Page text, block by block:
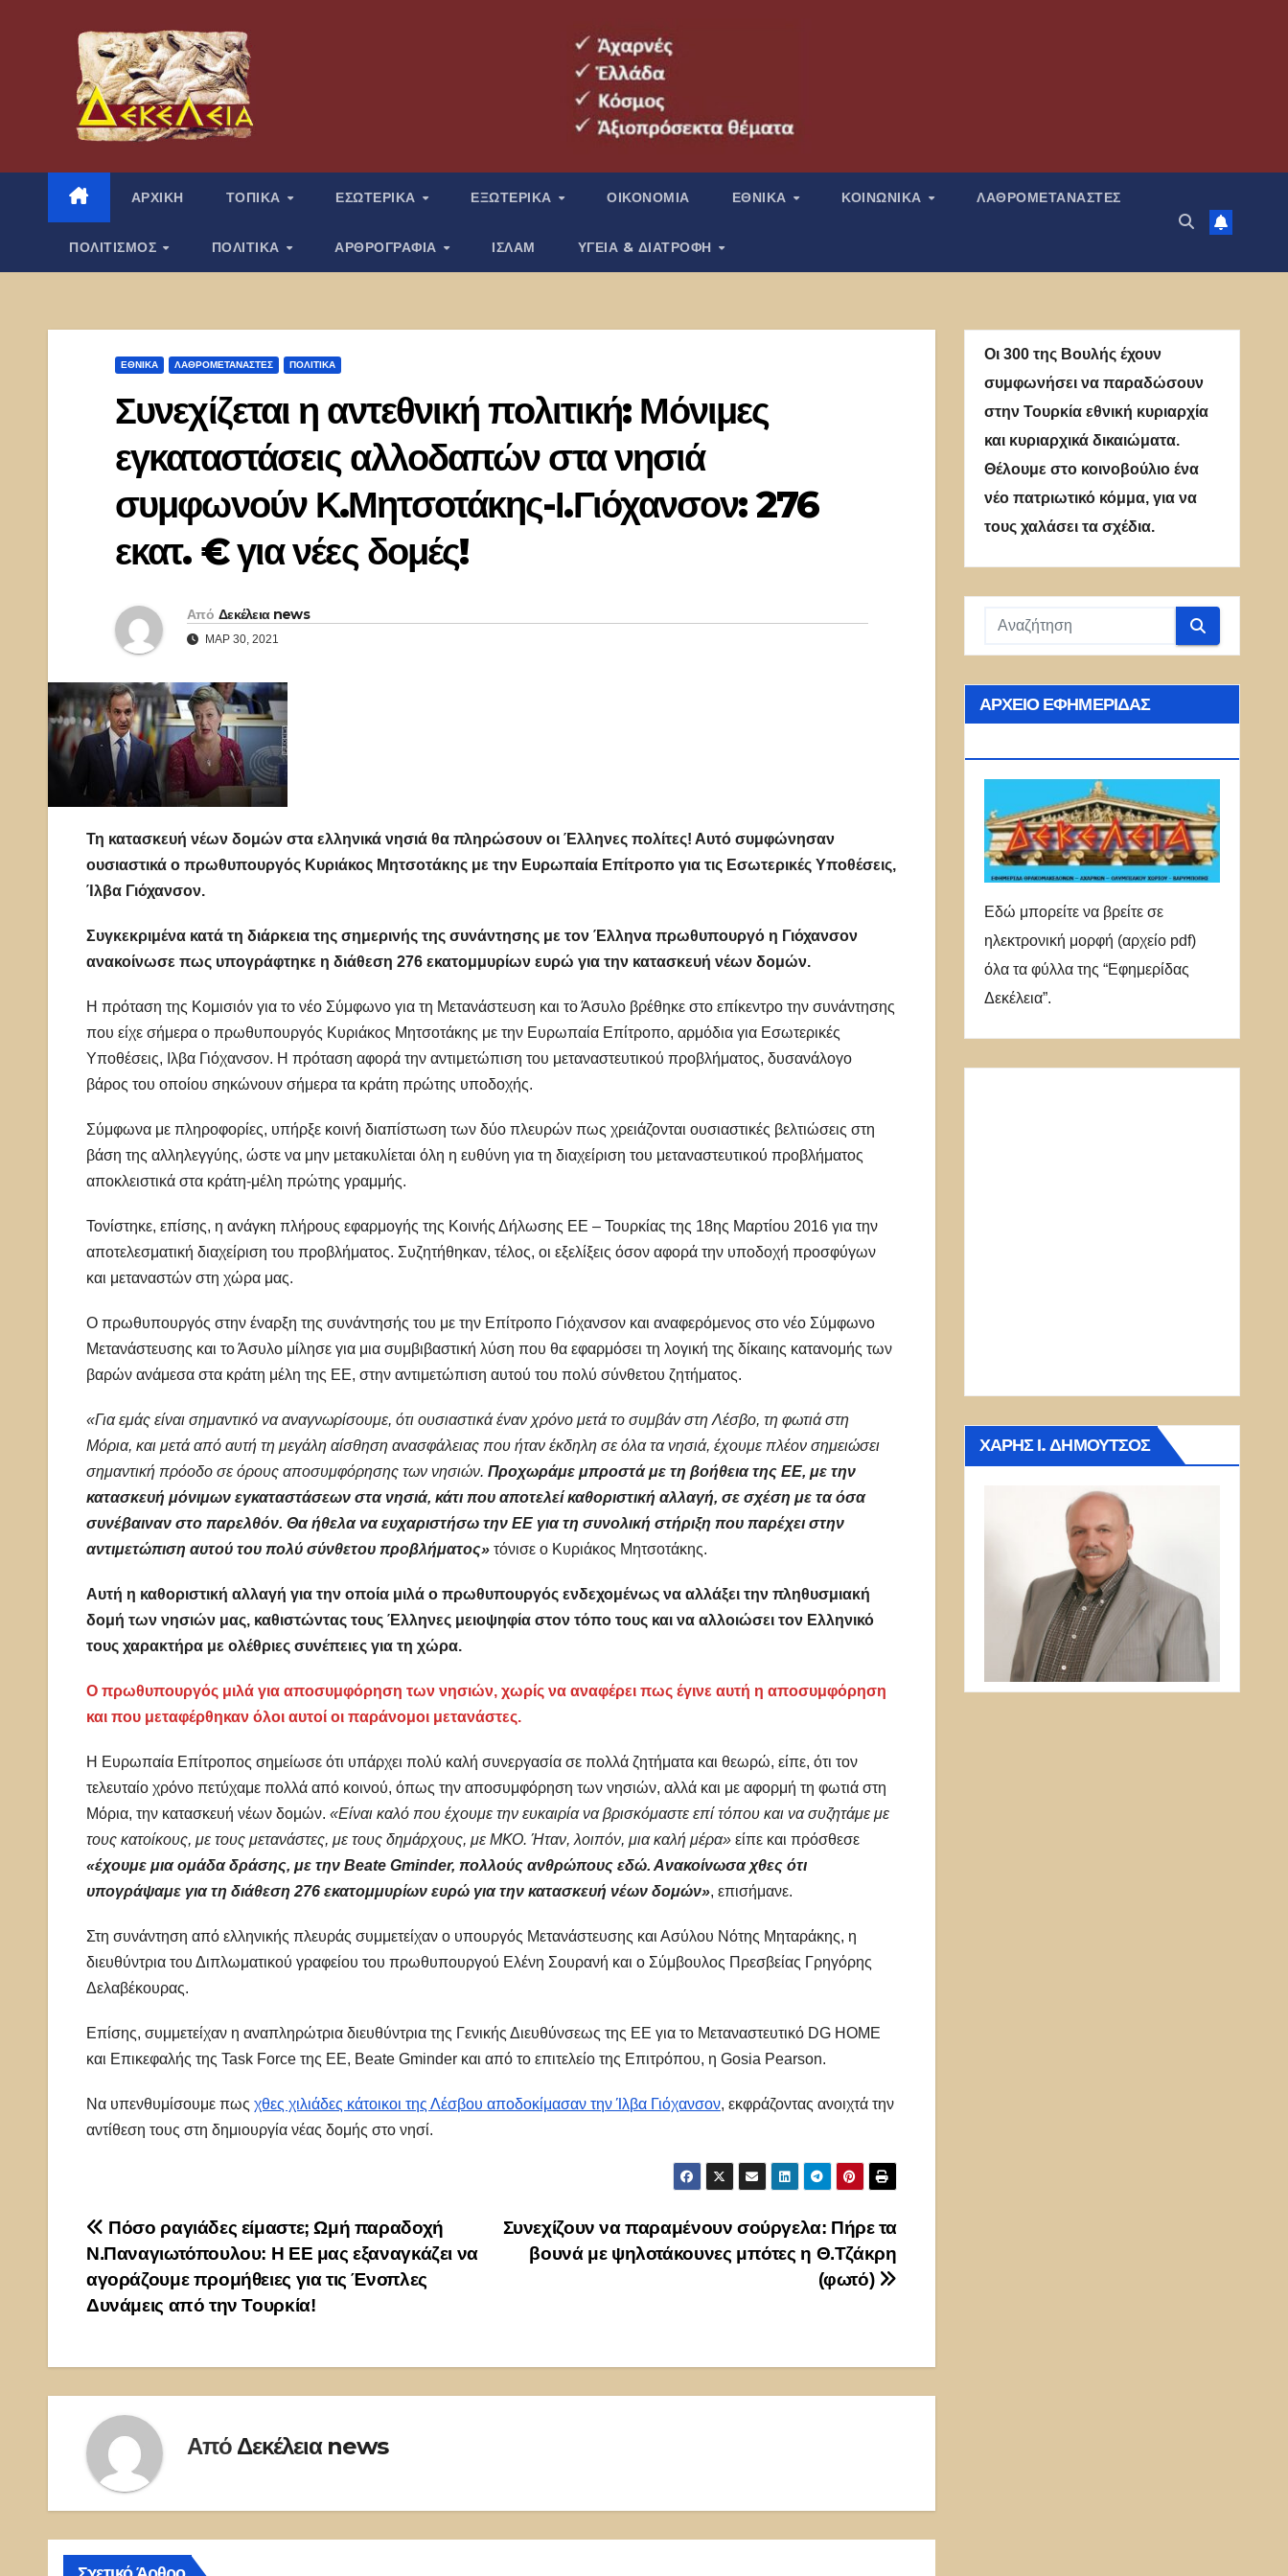
περιεχόμενο
ΑΡΧΙΚΗ ΤΟΠΙΚΑ ΕΣΩΤΕΡΙΚΑ ΕΞΩΤΕΡΙΚΑ ΟΙΚΟΝΟΜΙΑ ΕΘΝΙΚΑ ΚΟΙΝΩΝΙΚΑ ΛΑΘΡΟΜΕΤΑΝΑΣΤΕΣ
ΠΟΛΙΤΙΣΜΟΣ ΠΟΛΙΤΙΚΑ ΑΡΘΡΟΓΡΑΦΙΑ ΙΣΛΑΜ ΥΓΕΙΑ & ΔΙΑΤΡΟΦΗ
ΕΘΝΙΚΑ ΛΑΘΡΟΜΕΤΑΝΑΣΤΕΣ ΠΟΛΙΤΙΚΑ
Συνεχίζεται η αντεθνική πολιτική: Μόνιμες
εγκαταστάσεις αλλοδαπών στα νησιά
συμφωνούν Κ.Μητσοτάκης-Ι.Γιόχανσον: 276
εκατ. € για νέες δομές!
Από Δεκέλεια news
ΜΑΡ 30, 2021
Τη κατασκευή νέων δομών στα ελληνικά νησιά θα πληρώσουν οι Έλληνες πολίτες! Αυτό συμφώνησαν
ουσιαστικά ο πρωθυπουργός Κυριάκος Μητσοτάκης με την Ευρωπαία Επίτροπο για τις Εσωτερικές Υποθέσεις,
Ίλβα Γιόχανσον.
Συγκεκριμένα κατά τη διάρκεια της σημερινής της συνάντησης με τον Έλληνα πρωθυπουργό η Γιόχανσον
ανακοίνωσε πως υπογράφτηκε η διάθεση 276 εκατομμυρίων ευρώ για την κατασκευή νέων δομών.
Η πρόταση της Κομισιόν για το νέο Σύμφωνο για τη Μετανάστευση και το Άσυλο βρέθηκε στο επίκεντρο την συνάντησης
που είχε σήμερα ο πρωθυπουργός Κυριάκος Μητσοτάκης με την Ευρωπαία Επίτροπο, αρμόδια για Εσωτερικές
Υποθέσεις, Ιλβα Γιόχανσον. Η πρόταση αφορά την αντιμετώπιση του μεταναστευτικού προβλήματος, δυσανάλογο
βάρος του οποίου σηκώνουν σήμερα τα κράτη πρώτης υποδοχής.
Σύμφωνα με πληροφορίες, υπήρξε κοινή διαπίστωση των δύο πλευρών πως χρειάζονται ουσιαστικές βελτιώσεις στη
βάση της αλληλεγγύης, ώστε να μην μετακυλίεται όλη η ευθύνη για τη διαχείριση του μεταναστευτικού προβλήματος
αποκλειστικά στα κράτη-μέλη πρώτης γραμμής.
Τονίστηκε, επίσης, η ανάγκη πλήρους εφαρμογής της Κοινής Δήλωσης ΕΕ – Τουρκίας της 18ης Μαρτίου 2016 για την
αποτελεσματική διαχείριση του προβλήματος. Συζητήθηκαν, τέλος, οι εξελίξεις όσον αφορά την υποδοχή προσφύγων
και μεταναστών στη χώρα μας.
Ο πρωθυπουργός στην έναρξη της συνάντησής του με την Επίτροπο Γιόχανσον και αναφερόμενος στο νέο Σύμφωνο
Μετανάστευσης και το Άσυλο μίλησε για μια συμβιβαστική λύση που θα εφαρμόσει τη λογική της δίκαιης κατανομής των
βαρών ανάμεσα στα κράτη μέλη της ΕΕ, στην αντιμετώπιση αυτού του πολύ σύνθετου ζητήματος.
«Για εμάς είναι σημαντικό να αναγνωρίσουμε, ότι ουσιαστικά έναν χρόνο μετά το συμβάν στη Λέσβο, τη φωτιά στη
Μόρια, και μετά από αυτή τη μεγάλη αίσθηση ανασφάλειας που ήταν έκδηλη σε όλα τα νησιά, έχουμε πλέον σημειώσει
σημαντική πρόοδο σε όρους αποσυμφόρησης των νησιών. Προχωράμε μπροστά με τη βοήθεια της ΕΕ, με την
κατασκευή μόνιμων εγκαταστάσεων στα νησιά, κάτι που αποτελεί καθοριστική αλλαγή, σε σχέση με τα όσα
συνέβαιναν στο παρελθόν. Θα ήθελα να ευχαριστήσω την ΕΕ για τη συνολική στήριξη που παρέχει στην
αντιμετώπιση αυτού του πολύ σύνθετου προβλήματος» τόνισε ο Κυριάκος Μητσοτάκης.
Αυτή η καθοριστική αλλαγή για την οποία μιλά ο πρωθυπουργός ενδεχομένως να αλλάξει την πληθυσμιακή
δομή των νησιών μας, καθιστώντας τους Έλληνες μειοψηφία στον τόπο τους και να αλλοιώσει τον Ελληνικό
τους χαρακτήρα με ολέθριες συνέπειες για τη χώρα.
Ο πρωθυπουργός μιλά για αποσυμφόρηση των νησιών, χωρίς να αναφέρει πως έγινε αυτή η αποσυμφόρηση
και που μεταφέρθηκαν όλοι αυτοί οι παράνομοι μετανάστες.
Η Ευρωπαία Επίτροπος σημείωσε ότι υπάρχει πολύ καλή συνεργασία σε πολλά ζητήματα και θεωρώ, είπε, ότι τον
τελευταίο χρόνο πετύχαμε πολλά από κοινού, όπως την αποσυμφόρηση των νησιών, αλλά και με αφορμή τη φωτιά στη
Μόρια, την κατασκευή νέων δομών. «Είναι καλό που έχουμε την ευκαιρία να βρισκόμαστε επί τόπου και να συζητάμε με
τους κατοίκους, με τους μετανάστες, με τους δημάρχους, με ΜΚΟ. Ήταν, λοιπόν, μια καλή μέρα» είπε και πρόσθεσε
«έχουμε μια ομάδα δράσης, με την Beate Gminder, πολλούς ανθρώπους εδώ. Ανακοίνωσα χθες ότι
υπογράψαμε για τη διάθεση 276 εκατομμυρίων ευρώ για την κατασκευή νέων δομών», επισήμανε.
Στη συνάντηση από ελληνικής πλευράς συμμετείχαν ο υπουργός Μετανάστευσης και Ασύλου Νότης Μηταράκης, η
διευθύντρια του Διπλωματικού γραφείου του πρωθυπουργού Ελένη Σουρανή και ο Σύμβουλος Πρεσβείας Γρηγόρης
Δελαβέκουρας.
Επίσης, συμμετείχαν η αναπληρώτρια διευθύντρια της Γενικής Διευθύνσεως της ΕΕ για το Μεταναστευτικό DG HOME
και Επικεφαλής της Task Force της ΕΕ, Beate Gminder και από το επιτελείο της Επιτρόπου, η Gosia Pearson.
Να υπενθυμίσουμε πως χθες χιλιάδες κάτοικοι της Λέσβου αποδοκίμασαν την Ίλβα Γιόχανσον, εκφράζοντας ανοιχτά την
αντίθεση τους στη δημιουργία νέας δομής στο νησί.
Πλοήγηση
άρθρων
Συνεχίζουν να παραμένουν σούργελα: Πήρε τα
βουνά με ψηλοτάκουνες μπότες η Θ.Τζάκρη
(φωτό)
Πόσο ραγιάδες είμαστε; Ωμή παραδοχή
Ν.Παναγιωτόπουλου: Η ΕΕ μας εξαναγκάζει να
αγοράζουμε προμήθειες για τις Ένοπλες
Δυνάμεις από την Τουρκία!
Από Δεκέλεια news
Οι 300 της Βουλής έχουν
συμφωνήσει να παραδώσουν
στην Τουρκία εθνική κυριαρχία
και κυριαρχικά δικαιώματα.
Θέλουμε στο κοινοβούλιο ένα
νέο πατριωτικό κόμμα, για να
τους χαλάσει τα σχέδια.
ΑΡΧΕΊΟ ΕΦΗΜΕΡΊΔΑΣ
Εδώ μπορείτε να βρείτε σε
ηλεκτρονική μορφή (αρχείο pdf)
όλα τα φύλλα της “Εφημερίδας
Δεκέλεια”.
ΧΆΡΗΣ Ι. ΔΗΜΟΎΤΣΟΣ